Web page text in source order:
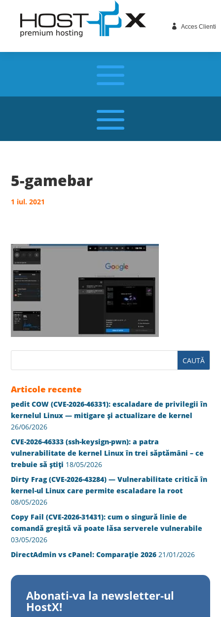
 Acces Clienti
5-gamebar
1 iul. 2021
Articole recente
pedit COW (CVE-2026-46331): escaladare de privilegii în
kernelul Linux — mitigare și actualizare de kernel
26/06/2026
CVE-2026-46333 (ssh-keysign-pwn): a patra
vulnerabilitate de kernel Linux în trei săptămâni – ce
trebuie să știți 18/05/2026
Dirty Frag (CVE-2026-43284) — Vulnerabilitate critică în
kernel-ul Linux care permite escaladare la root
08/05/2026
Copy Fail (CVE-2026-31431): cum o singură linie de
comandă greșită vă poate lăsa serverele vulnerabile
03/05/2026
DirectAdmin vs cPanel: Comparație 2026 21/01/2026
Abonati-va la newsletter-ul
HostX!